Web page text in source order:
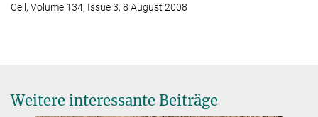
jacob@...
Cell, Volume 134, Issue 3, 8 August 2008
Weitere interessante Beiträge